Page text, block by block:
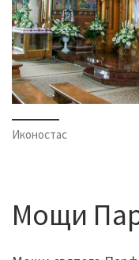
Иконостас
Мощи